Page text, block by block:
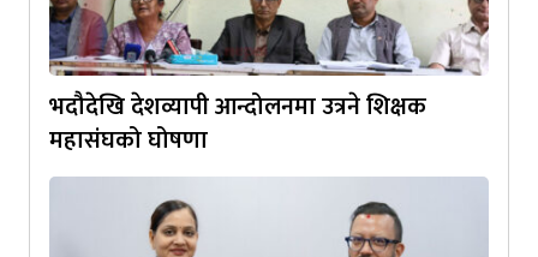
भदौदेखि देशव्यापी आन्दोलनमा उत्रने शिक्षक
महासंघको घोषणा